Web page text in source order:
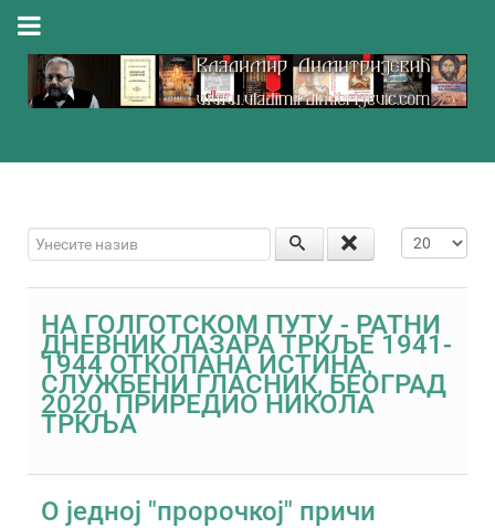
Унесите назив Приказ #
НА ГОЛГОТСКОМ ПУТУ - РАТНИ
ДНЕВНИК ЛАЗАРА ТРКЉЕ 1941-
1944 ОТКОПАНА ИСТИНА,
СЛУЖБЕНИ ГЛАСНИК, БЕОГРАД
2020, ПРИРЕДИО НИКОЛА
ТРКЉА
О једној "пророчкој" причи